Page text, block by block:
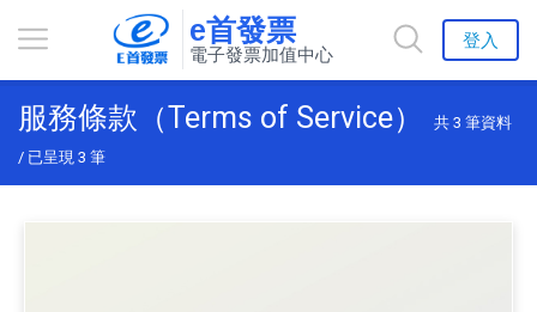
e首發票
電子發票加值中心
登入
服務條款（Terms of Service） 共 3 筆資料
/ 已呈現 3 筆